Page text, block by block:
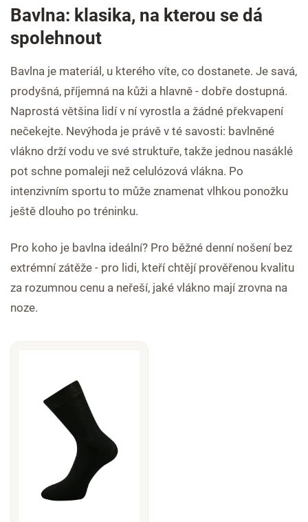
Bavlna: klasika, na kterou se dá
spolehnout
Bavlna je materiál, u kterého víte, co dostanete. Je savá,
prodyšná, příjemná na kůži a hlavně - dobře dostupná.
Naprostá většina lidí v ní vyrostla a žádné překvapení
nečekejte. Nevýhoda je právě v té savosti: bavlněné
vlákno drží vodu ve své struktuře, takže jednou nasáklé
pot schne pomaleji než celulózová vlákna. Po
intenzivním sportu to může znamenat vlhkou ponožku
ještě dlouho po tréninku.
Pro koho je bavlna ideální? Pro běžné denní nošení bez
extrémní zátěže - pro lidi, kteří chtějí prověřenou kvalitu
za rozumnou cenu a neřeší, jaké vlákno mají zrovna na
noze.